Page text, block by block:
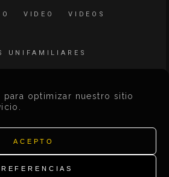
optimizar nuestro sitio
ACEPTO
VIDEO VIDEOS
UNIFAMILIARES